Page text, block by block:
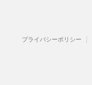
プライバシーポリシー